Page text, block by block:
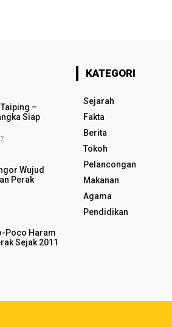
Taiping –
Siap
Wujud
Perak
Poco Haram
Sejak 2011
KATEGORI
Sejarah
Fakta
Berita
Tokoh
Pelancongan
Makanan
Agama
Pendidikan